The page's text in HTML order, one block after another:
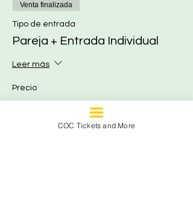
Venta finalizada
Tipo de entrada
Pareja + Entrada Individual
Leer más
Precio
+USD 2.50 de comisión de servicio de
COC Tickets and More